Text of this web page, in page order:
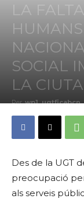
LA
SOCIAL
LA
Per wp1_ugtficabcn
Des de la UGT
preocupació
als serveis